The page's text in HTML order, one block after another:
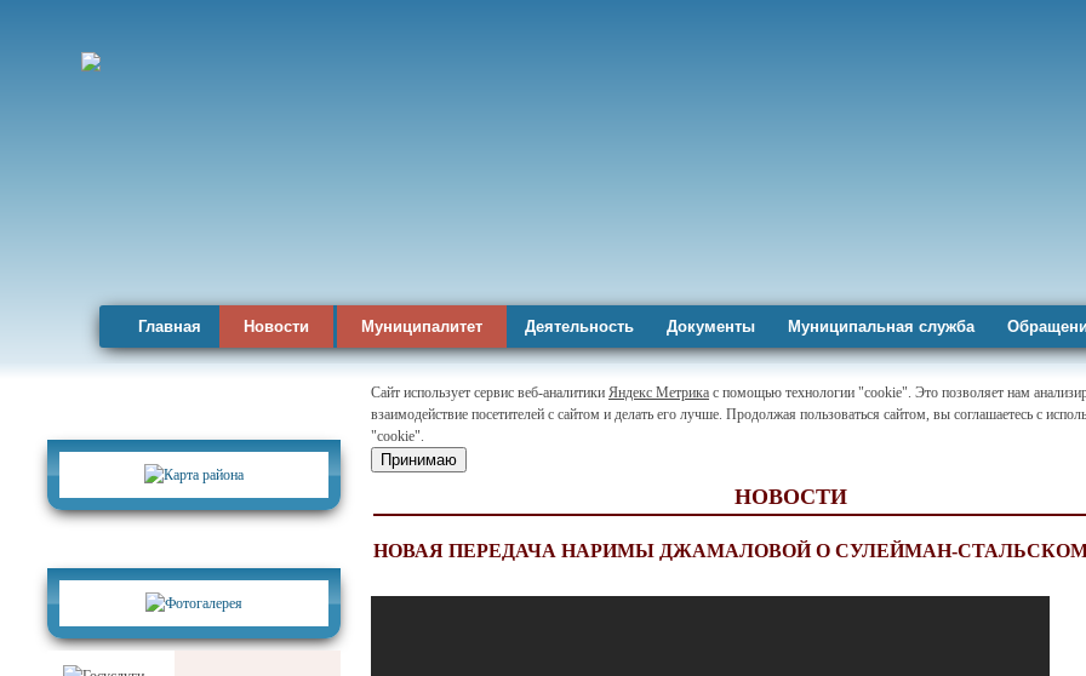
Главная Новости Муниципалитет Деятельность Документы Муниципальная служба
Сайт использует сервис веб-аналитики Яндекс Метрика с помощью технологии "cookie". Это позволяет нам
взаимодействие посетителей с сайтом и делать его лучше. Продолжая пользоваться сайтом, вы соглашаетесь с
"cookie".
Принимаю
НОВОСТИ
НОВАЯ ПЕРЕДАЧА НАРИМЫ ДЖАМАЛОВОЙ О СУЛЕЙМАН-